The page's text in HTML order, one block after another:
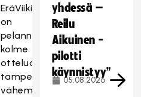
EräViikingit
on
pelannut
kolme
ottelua
tamperelaisia
vähemmän.
yhdessä –
Reilu
Aikuinen -
pilotti
käynnistyy”
05.08.2026